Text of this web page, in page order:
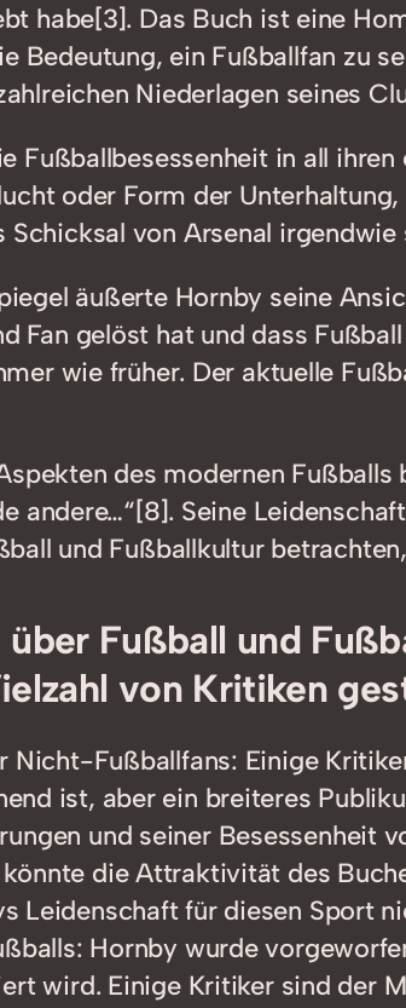
habe[3]. Das Buch ist eine
Bedeutung, ein Fußballfan zu
Niederlagen seines
Fußballbesessenheit in all
oder Form der
von Arsenal
äußerte Hornby seine
Fan gelöst hat und dass
wie früher. Der aktuelle
des modernen
andere…“[8]. Seine
und Fußballkultur
Fußball und
von Kritiken
Fußballfans: Einige
ist, aber ein breiteres
und seiner
die Attraktivität des
Leidenschaft für diesen Sport
Hornby wurde
wird. Einige Kritiker sind der